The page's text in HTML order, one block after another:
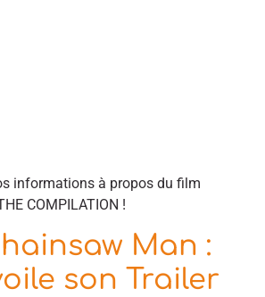
informations à propos du film
COMPILATION !
Man :
son Trailer